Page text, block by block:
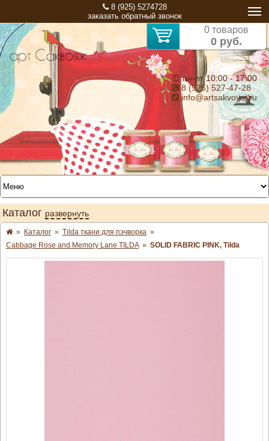
8 (925) 5274728
заказать обратный звонок
0 товаров
0 руб.
⏰ пн-пт 10:00 - 17:00
8 (925) 527-47-28
info@artsakvoyaj.ru
Каталог развернуть
» Каталог » Tilda ткани для пэчворка »
Cabbage Rose and Memory Lane TILDA » SOLID FABRIC PINK, Tilda